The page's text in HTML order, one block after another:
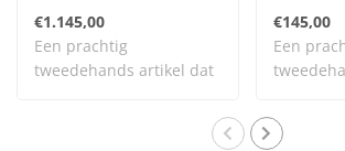
(Sony FE) nr. 2905
€1.145,00
Een prachtig
tweedehands artikel dat
€145,00
Een